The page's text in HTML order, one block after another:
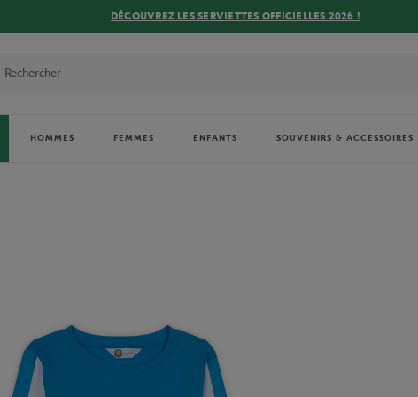
DÉCOUVREZ LES SERVIETTES OFFICIELLES 2026 !
HOMMES FEMMES ENFANTS SOUVENIRS & ACCESSOIRES